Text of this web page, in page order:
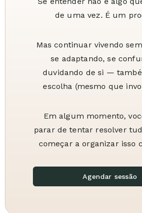
de uma vez. É um
Mas continuar vivendo
se adaptando, se
duvidando de si —
escolha (mesmo que
Em algum momento,
parar de tentar resolver
começar a organizar isso
Agendar sessão